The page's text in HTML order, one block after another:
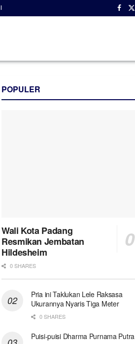
POPULER
Wali Kota Padang
Resmikan Jembatan
Hildesheim
0 SHARES
Pria ini Taklukan Lele Raksasa
Ukurannya Nyaris Tiga Meter
0 SHARES
Puisi-puisi Dharma Purnama Putra